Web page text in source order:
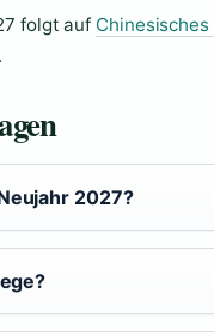
folgt auf
2027?